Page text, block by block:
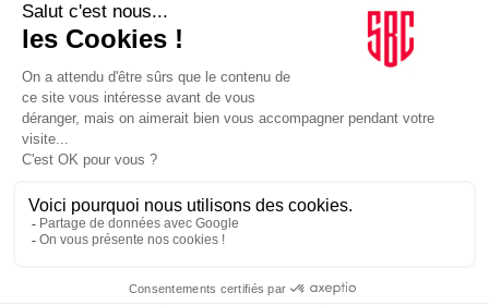
INFLUENCIA
JE DÉCOUVRE LE GROUPE